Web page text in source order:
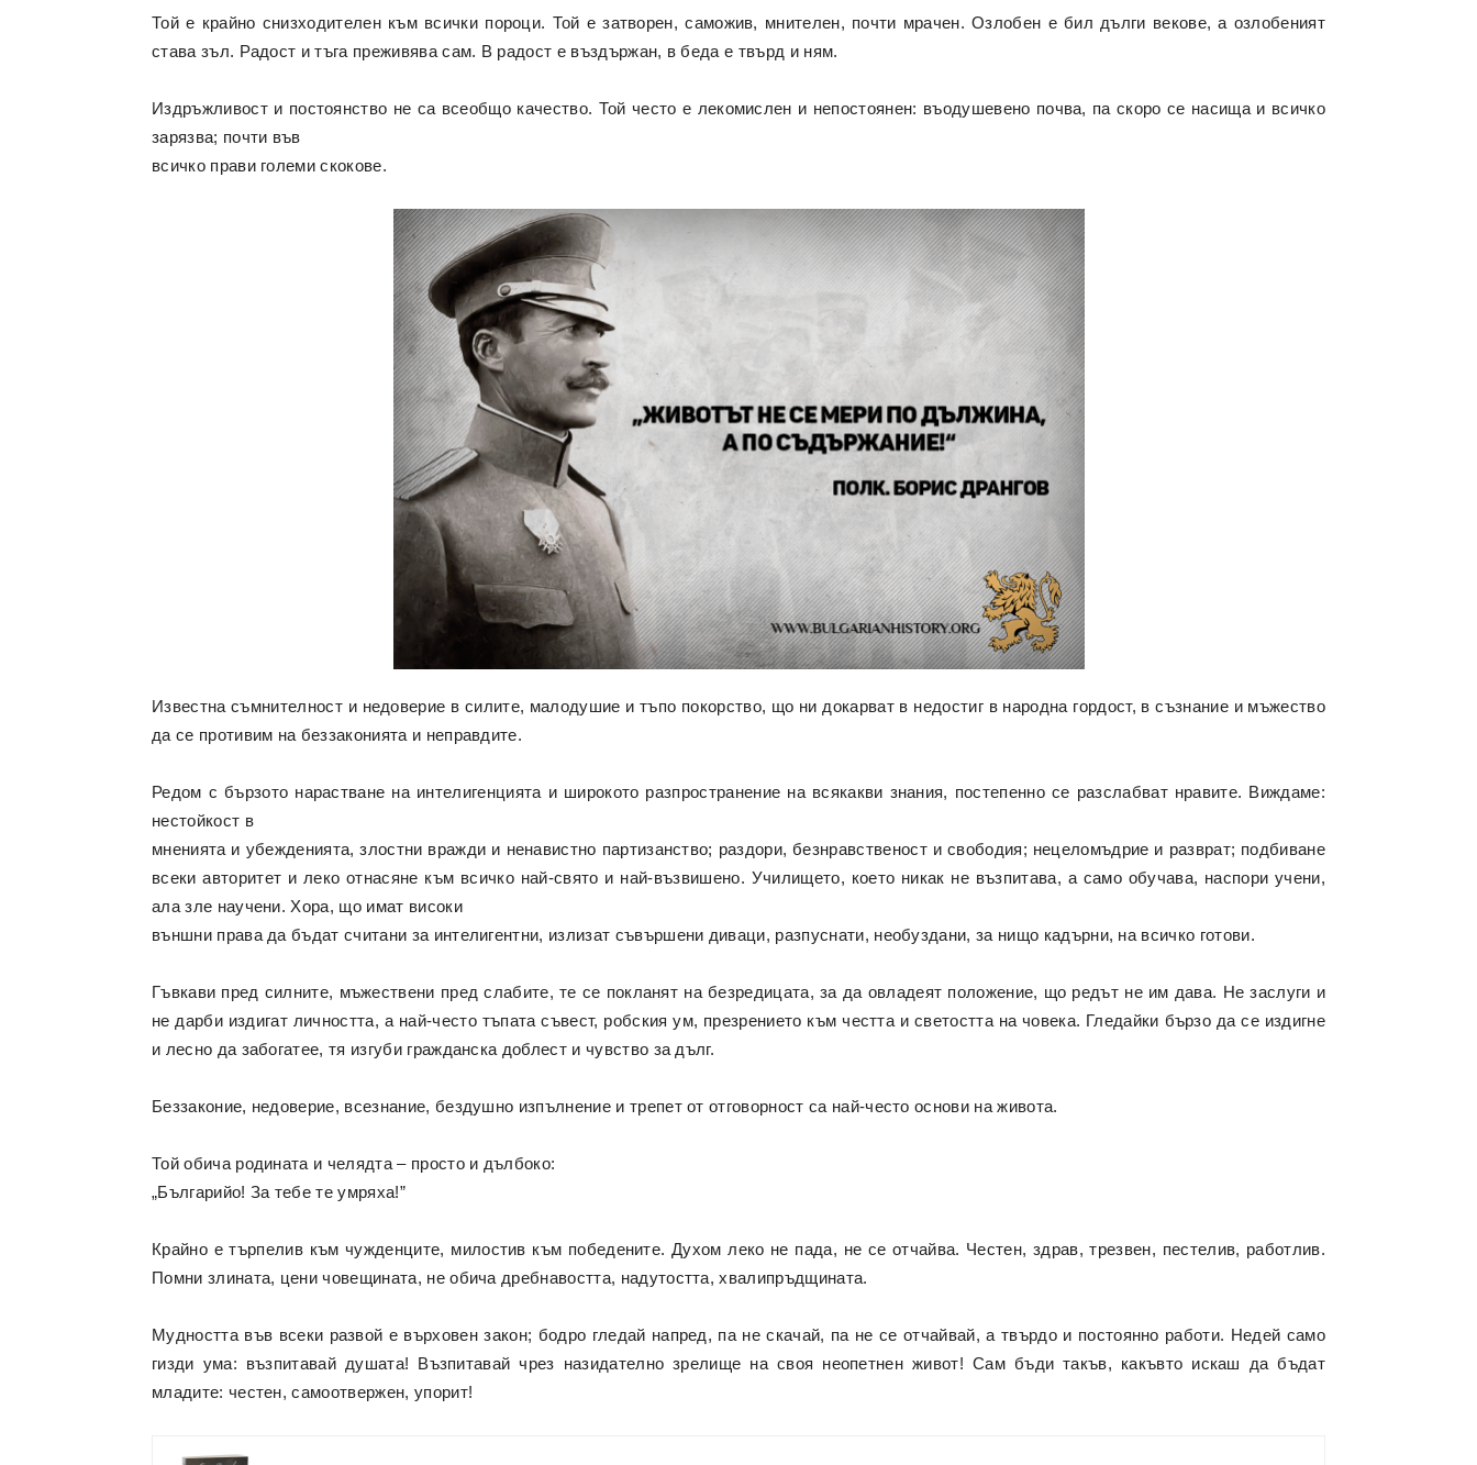
Той е крайно снизходителен към всички пороци. Той е затворен, саможив, мнителен, почти мрачен. Озлобен е бил дълги векове, а озлобеният
става зъл. Радост и тъга преживява сам. В радост е въздържан, в беда е твърд и ням.
Издръжливост и постоянство не са всеобщо качество. Той често е лекомислен и непостоянен: въодушевено почва, па скоро се насища и всичко
зарязва; почти във
всичко прави големи скокове.
Известна съмнителност и недоверие в силите, малодушие и тъпо покорство, що ни докарват в недостиг в народна гордост, в съзнание и мъжество
да се противим на беззаконията и неправдите.
Редом с бързото нарастване на интелигенцията и широкото разпространение на всякакви знания, постепенно се разслабват нравите. Виждаме:
нестойкост в
мненията и убежденията, злостни вражди и ненавистно партизанство; раздори, безнравственост и свободия; нецеломъдрие и разврат; подбиване
всеки авторитет и леко отнасяне към всичко най-свято и най-възвишено. Училището, което никак не възпитава, а само обучава, наспори учени,
ала зле научени. Хора, що имат високи
външни права да бъдат считани за интелигентни, излизат съвършени диваци, разпуснати, необуздани, за нищо кадърни, на всичко готови.
Гъвкави пред силните, мъжествени пред слабите, те се покланят на безредицата, за да овладеят положение, що редът не им дава. Не заслуги и
не дарби издигат личността, а най-често тъпата съвест, робския ум, презрението към честта и светостта на човека. Гледайки бързо да се издигне
и лесно да забогатее, тя изгуби гражданска доблест и чувство за дълг.
Беззаконие, недоверие, всезнание, бездушно изпълнение и трепет от отговорност са най-често основи на живота.
Той обича родината и челядта – просто и дълбоко:
„Българийо! За тебе те умряха!”
Крайно е търпелив към чужденците, милостив към победените. Духом леко не пада, не се отчайва. Честен, здрав, трезвен, пестелив, работлив.
Помни злината, цени човещината, не обича дребнавостта, надутостта, хвалипръдщината.
Мудността във всеки развой е върховен закон; бодро гледай напред, па не скачай, па не се отчайвай, а твърдо и постоянно работи. Недей само
гизди ума: възпитавай душата! Възпитавай чрез назидателно зрелище на своя неопетнен живот! Сам бъди такъв, какъвто искаш да бъдат
младите: честен, самоотвержен, упорит!